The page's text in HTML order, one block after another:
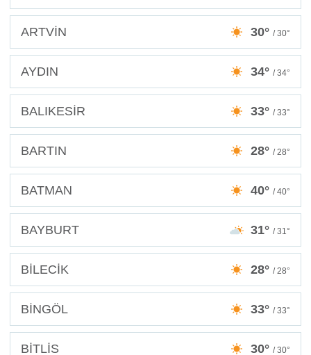
ARTVİN 30° / 30°
AYDIN 34° / 34°
BALIKESİR 33° / 33°
BARTIN 28° / 28°
BATMAN 40° / 40°
BAYBURT 31° / 31°
BİLECİK 28° / 28°
BİNGÖL 33° / 33°
BİTLİS 30° / 30°